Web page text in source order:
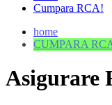
Cumpara RCA!
home
CUMPARA
Asigurare